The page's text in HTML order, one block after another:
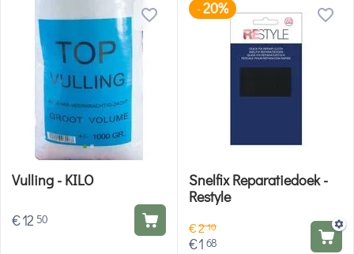
Vulling - KILO
€12 50
-20%
Snelfix Reparatiedoek -
Restyle
€210
€1 68